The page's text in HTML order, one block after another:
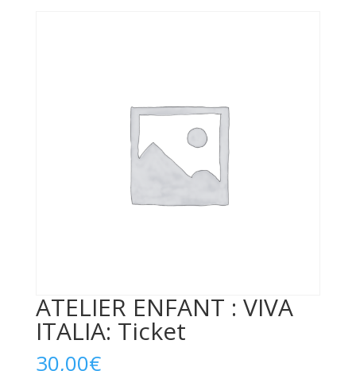
ATELIER ENFANT : VIVA
ITALIA: Ticket
30,00€